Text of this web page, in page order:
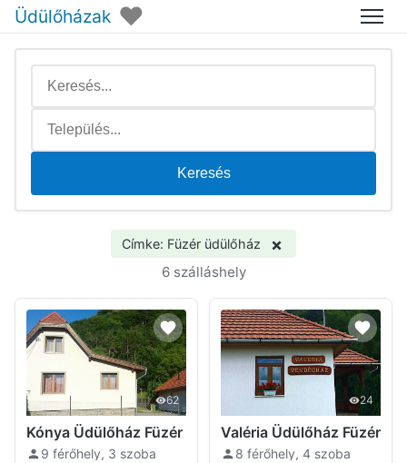
Üdülőházak ♥ Menü
Keresés
Címke: Füzér üdülőház ×
6 szálláshely
62
Kónya Üdülőház Füzér
9 férőhely, 3 szoba
24
Valéria Üdülőház Füzér
8 férőhely, 4 szoba